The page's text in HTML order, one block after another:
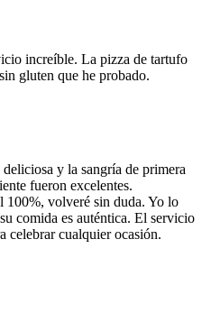
increíble. La pizza de tartufo
gluten que he probado.
y la sangría de primera
fueron excelentes.
100%, volveré sin duda. Yo lo
comida es auténtica. El servicio
celebrar cualquier ocasión.